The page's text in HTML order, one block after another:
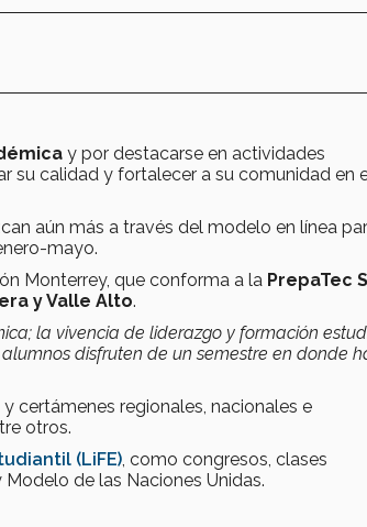
y por destacarse en actividades
su calidad y fortalecer a su comunidad en
aún más a través del modelo en línea
mayo.
Monterrey, que conforma a la PrepaTec
y Valle Alto.
la vivencia de liderazgo y formación
disfruten de un semestre en donde
certámenes regionales, nacionales e
otros.
(LiFE) , como congresos, clases
de las Naciones Unidas.